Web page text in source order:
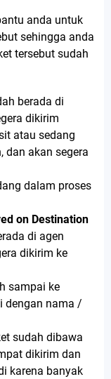
anda untuk
sehingga anda
tersebut sudah
berada di
dikirim
atau sedang
dan akan segera
dalam proses
on Destination
di agen
dikirim ke
sampai ke
dengan nama /
sudah dibawa
dikirim dan
karena banyak